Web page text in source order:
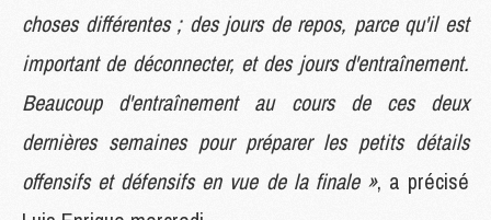
choses différentes ; des jours de repos, parce qu'il est
important de déconnecter, et des jours d'entraînement.
Beaucoup d'entraînement au cours de ces deux
dernières semaines pour préparer les petits détails
offensifs et défensifs en vue de la finale », a précisé